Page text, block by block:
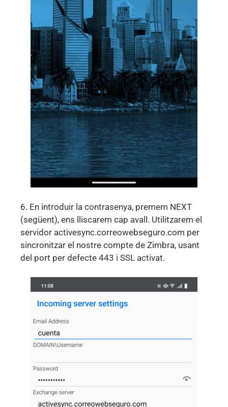
6. En introduir la contrasenya, premem NEXT
(següent), ens lliscarem cap avall. Utilitzarem el
servidor activesync.correowebseguro.com per
sincronitzar el nostre compte de Zimbra, usant
del port per defecte 443 i SSL activat.